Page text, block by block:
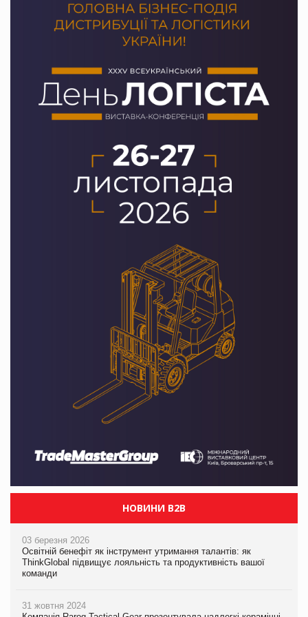
НОВИНИ B2B
03 березня 2026
Освітній бенефіт як інструмент утримання талантів: як
ThinkGlobal підвищує лояльність та продуктивність вашої
команди
31 жовтня 2024